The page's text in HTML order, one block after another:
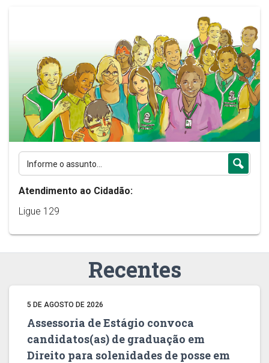
Atendimento ao Cidadão:
Ligue 129
Recentes
5 DE AGOSTO DE 2026
Assessoria de Estágio convoca
candidatos(as) de graduação em
Direito para solenidades de posse em